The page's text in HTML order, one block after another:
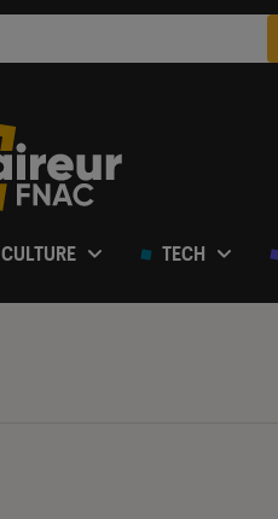
CULTURE TECH